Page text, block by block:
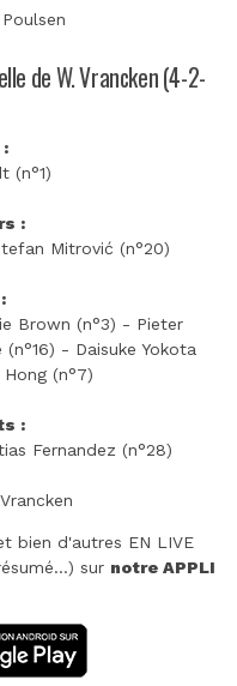
de W. Vrancken (4-2-
:
(n°1)
:
Mitrović (n°20)
Brown (n°3) - Pieter
- Daisuke Yokota
(n°7)
:
Fernandez (n°28)
bien d'autres EN LIVE
sur notre APPLI